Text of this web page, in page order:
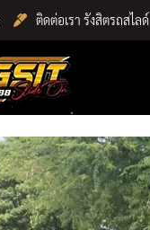
ติดต่อเรา รังสิตรถสไลด์